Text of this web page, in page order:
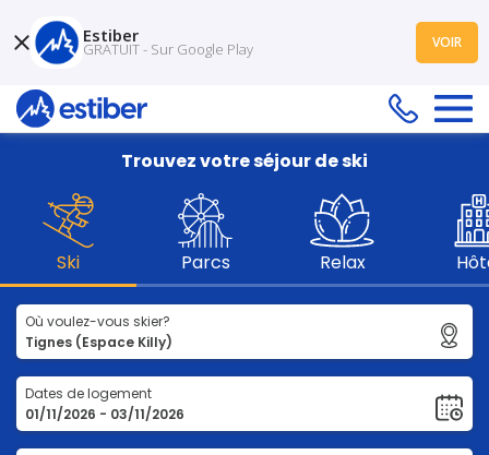
Trouvez votre séjour de ski
Ski Parcs Relax
Où voulez-vous skier?
Dates de logement
Estiber
GRATUIT - Sur Google Play VOIR